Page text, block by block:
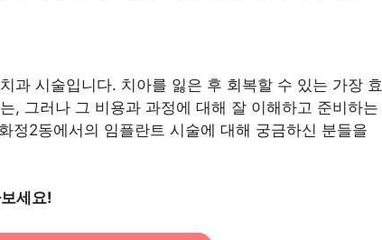
과 시술입니다. 치아를 잃은 후 회복할 수 있는 가장 효
, 그러나 그 비용과 과정에 대해 잘 이해하고 준비하는
정2동에서의 임플란트 시술에 대해 궁금하신 분들을
세요!